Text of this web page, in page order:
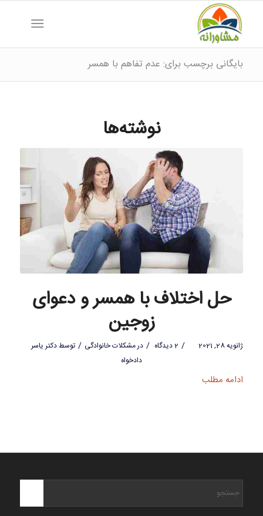
بایگانی برچسب برای: عدم تفاهم با همسر
نوشته‌ها
حل اختلاف با همسر و دعوای
زوجین
ژانویه 28, 2021 / 2 دیدگاه / درمشکلات خانوادگی / توسطدکتر یاسر
دادخواه
ادامه مطلب